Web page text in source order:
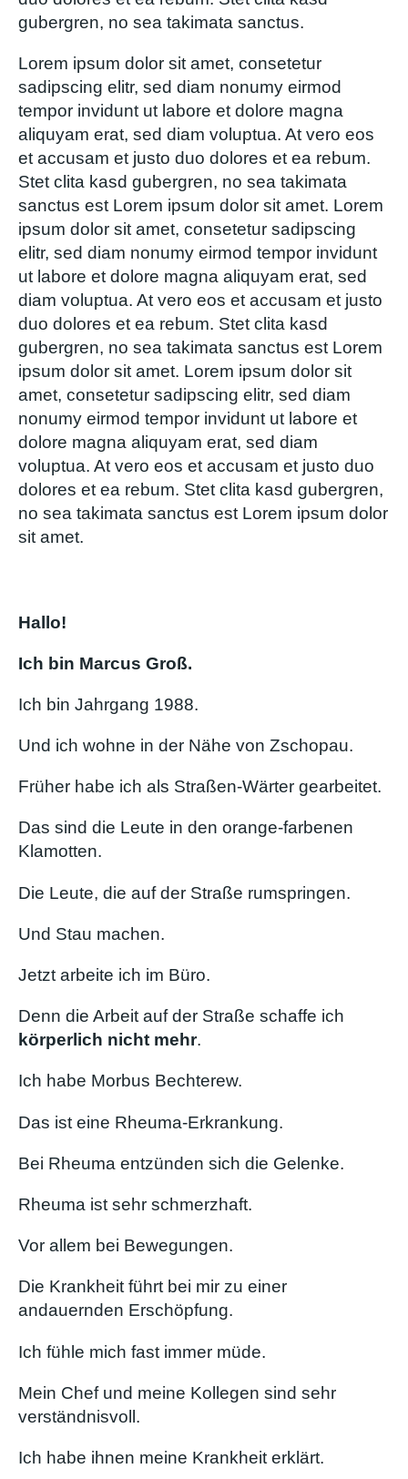
gubergren, no sea takimata sanctus.
Lorem ipsum dolor sit amet, consetetur
sadipscing elitr, sed diam nonumy eirmod
tempor invidunt ut labore et dolore magna
aliquyam erat, sed diam voluptua. At vero eos
et accusam et justo duo dolores et ea rebum.
Stet clita kasd gubergren, no sea takimata
sanctus est Lorem ipsum dolor sit amet. Lorem
ipsum dolor sit amet, consetetur sadipscing
elitr, sed diam nonumy eirmod tempor invidunt
ut labore et dolore magna aliquyam erat, sed
diam voluptua. At vero eos et accusam et justo
duo dolores et ea rebum. Stet clita kasd
gubergren, no sea takimata sanctus est Lorem
ipsum dolor sit amet. Lorem ipsum dolor sit
amet, consetetur sadipscing elitr, sed diam
nonumy eirmod tempor invidunt ut labore et
dolore magna aliquyam erat, sed diam
voluptua. At vero eos et accusam et justo duo
dolores et ea rebum. Stet clita kasd gubergren,
no sea takimata sanctus est Lorem ipsum dolor
sit amet.
Hallo!
Ich bin Marcus Groß.
Ich bin Jahrgang 1988.
Und ich wohne in der Nähe von Zschopau.
Früher habe ich als Straßen-Wärter gearbeitet.
Das sind die Leute in den orange-farbenen
Klamotten.
Die Leute, die auf der Straße rumspringen.
Und Stau machen.
Jetzt arbeite ich im Büro.
Denn die Arbeit auf der Straße schaffe ich
körperlich nicht mehr.
Ich habe Morbus Bechterew.
Das ist eine Rheuma-Erkrankung.
Bei Rheuma entzünden sich die Gelenke.
Rheuma ist sehr schmerzhaft.
Vor allem bei Bewegungen.
Die Krankheit führt bei mir zu einer
andauernden Erschöpfung.
Ich fühle mich fast immer müde.
Mein Chef und meine Kollegen sind sehr
verständnisvoll.
Ich habe ihnen meine Krankheit erklärt.